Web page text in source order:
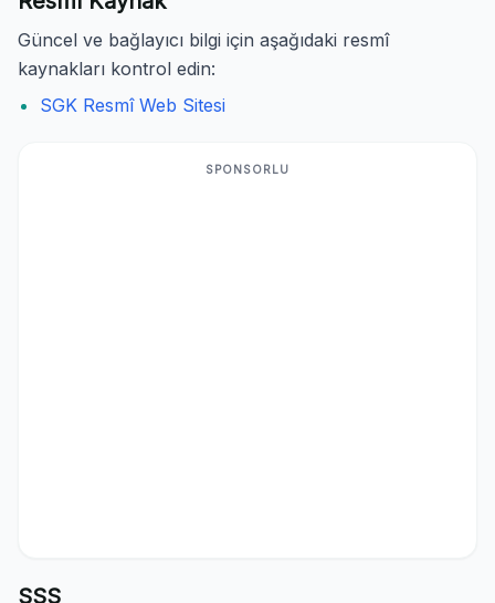
Güncel ve bağlayıcı bilgi için aşağıdaki resmî
kaynakları kontrol edin:
SGK Resmî Web Sitesi
SPONSORLU
SSS